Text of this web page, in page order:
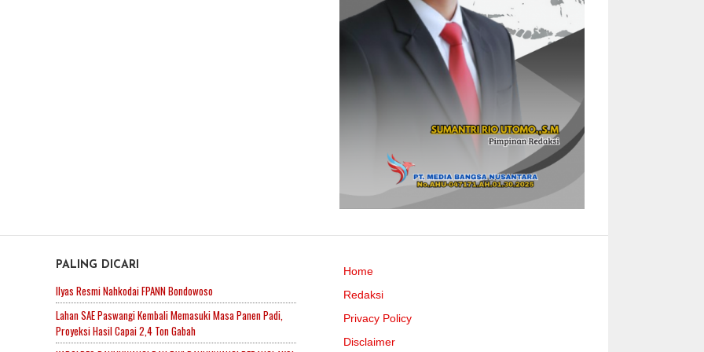
PALING DICARI
Ilyas Resmi Nahkodai FPANN Bondowoso
Lahan SAE Paswangi Kembali Memasuki Masa Panen Padi,
Proyeksi Hasil Capai 2,4 Ton Gabah
Home
Redaksi
Privacy Policy
Disclaimer